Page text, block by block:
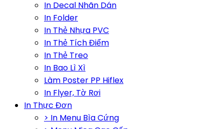
In Decal Nhãn Dán
In Folder
In Thẻ Nhựa PVC
In Thẻ Tích Điểm
In Thẻ Treo
In Bao Lì Xì
Làm Poster PP Hiflex
In Flyer, Tờ Rơi
In Thực Đơn
> In Menu Bìa Cứng